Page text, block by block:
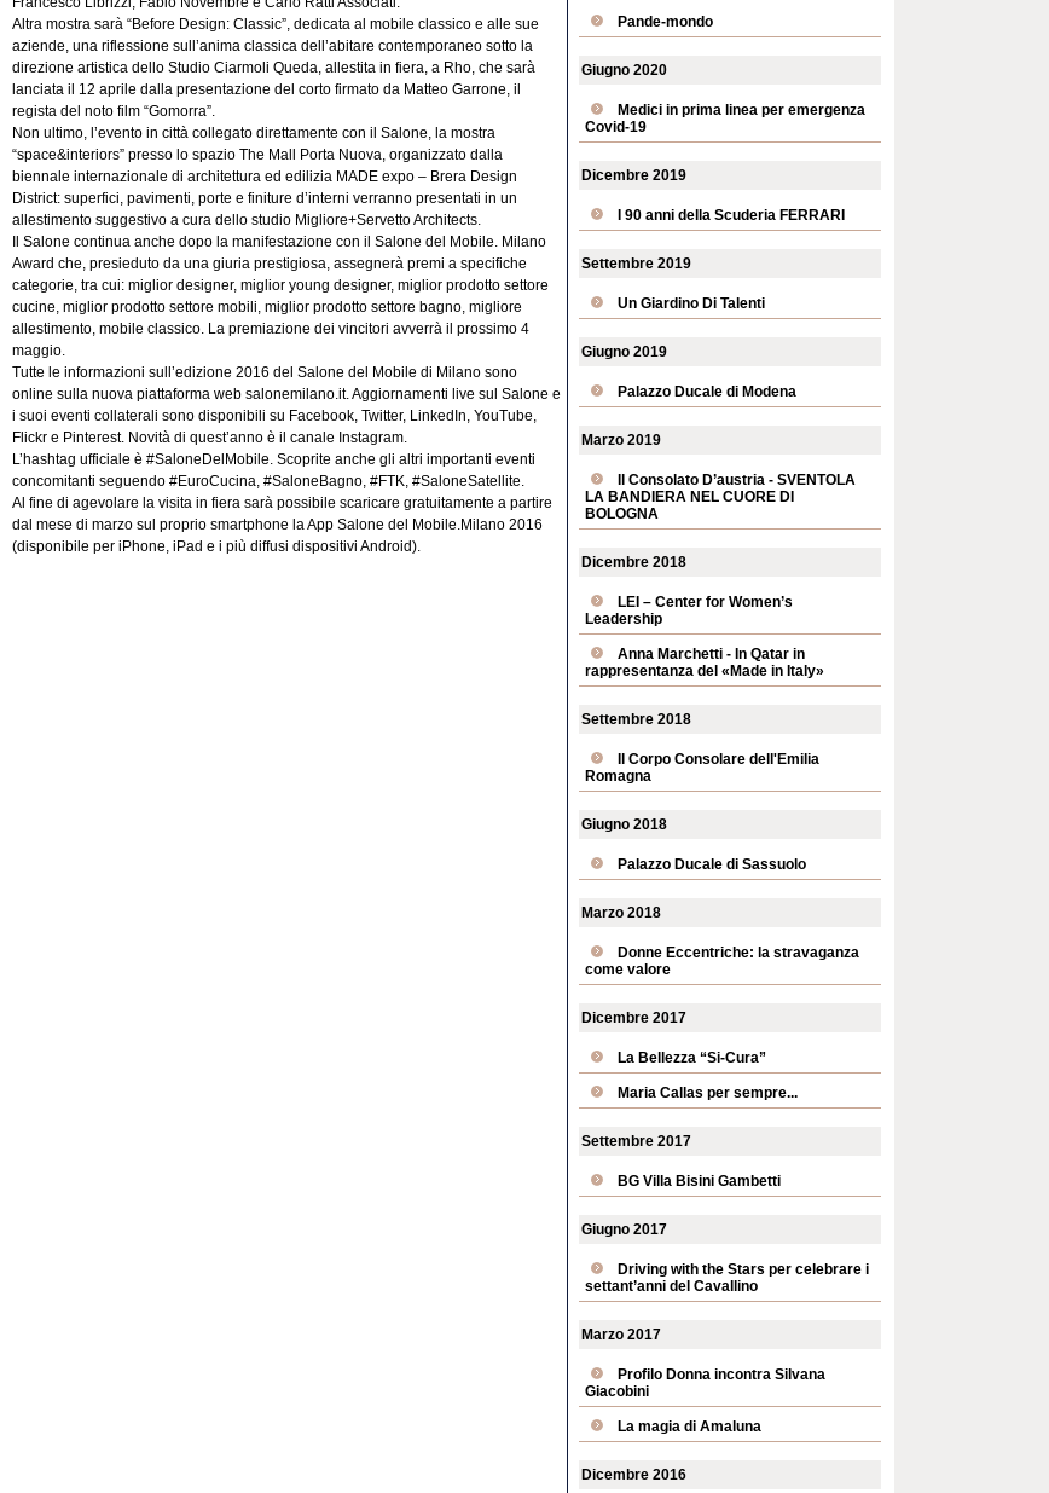
Altra mostra sarà “Before Design: Classic”, dedicata al mobile classico e alle sue
aziende, una riflessione sull’anima classica dell’abitare contemporaneo sotto la
direzione artistica dello Studio Ciarmoli Queda, allestita in fiera, a Rho, che sarà
lanciata il 12 aprile dalla presentazione del corto firmato da Matteo Garrone, il
regista del noto film “Gomorra”.
Non ultimo, l’evento in città collegato direttamente con il Salone, la mostra
“space&interiors” presso lo spazio The Mall Porta Nuova, organizzato dalla
biennale internazionale di architettura ed edilizia MADE expo – Brera Design
District: superfici, pavimenti, porte e finiture d’interni verranno presentati in un
allestimento suggestivo a cura dello studio Migliore+Servetto Architects.
Il Salone continua anche dopo la manifestazione con il Salone del Mobile. Milano
Award che, presieduto da una giuria prestigiosa, assegnerà premi a specifiche
categorie, tra cui: miglior designer, miglior young designer, miglior prodotto settore
cucine, miglior prodotto settore mobili, miglior prodotto settore bagno, migliore
allestimento, mobile classico. La premiazione dei vincitori avverrà il prossimo 4
maggio.
Tutte le informazioni sull’edizione 2016 del Salone del Mobile di Milano sono
online sulla nuova piattaforma web salonemilano.it. Aggiornamenti live sul Salone e
i suoi eventi collaterali sono disponibili su Facebook, Twitter, LinkedIn, YouTube,
Flickr e Pinterest. Novità di quest’anno è il canale Instagram.
L’hashtag ufficiale è #SaloneDelMobile. Scoprite anche gli altri importanti eventi
concomitanti seguendo #EuroCucina, #SaloneBagno, #FTK, #SaloneSatellite.
Al fine di agevolare la visita in fiera sarà possibile scaricare gratuitamente a partire
dal mese di marzo sul proprio smartphone la App Salone del Mobile.Milano 2016
(disponibile per iPhone, iPad e i più diffusi dispositivi Android).
Pande-mondo
Giugno 2020
Medici in prima linea per emergenza
Covid-19
Dicembre 2019
I 90 anni della Scuderia FERRARI
Settembre 2019
Un Giardino Di Talenti
Giugno 2019
Palazzo Ducale di Modena
Marzo 2019
Il Consolato D’austria - SVENTOLA
LA BANDIERA NEL CUORE DI
BOLOGNA
Dicembre 2018
LEI – Center for Women’s
Leadership
Anna Marchetti - In Qatar in
rappresentanza del «Made in Italy»
Settembre 2018
Il Corpo Consolare dell'Emilia
Romagna
Giugno 2018
Palazzo Ducale di Sassuolo
Marzo 2018
Donne Eccentriche: la stravaganza
come valore
Dicembre 2017
La Bellezza “Si-Cura”
Maria Callas per sempre...
Settembre 2017
BG Villa Bisini Gambetti
Giugno 2017
Driving with the Stars per celebrare i
settant’anni del Cavallino
Marzo 2017
Profilo Donna incontra Silvana
Giacobini
La magia di Amaluna
Dicembre 2016